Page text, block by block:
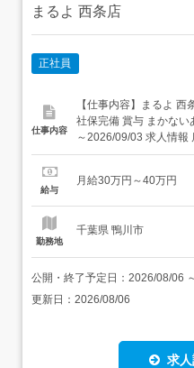
まるよ 西条店
正社員
仕事内容
【仕事内容】まるよ 西条店 料理長候補 正社員 中
社保完備 賞与 まかないあり 求人情報掲載期間
～2026/09/03 求人情報 店舗の特徴 鴨川市の人気食堂・海
鮮・和食 住 所 千葉県 鴨川市 花房33-1 交 通 JR外房線「安
28分 URL ...
給与
月給30万円～40万円
勤務地
千葉県 鴨川市
公開・終了予定日： 2026/08/06
更新日： 2026/08/06
求